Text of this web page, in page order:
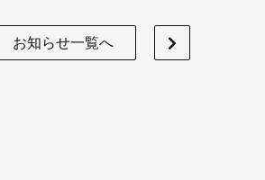
お知らせ一覧へ